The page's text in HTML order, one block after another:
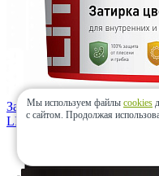
Затирка LITOCHROM
LITOKOL (Россия)
Мы используем файлы cookies
с сайтом. Продолжая